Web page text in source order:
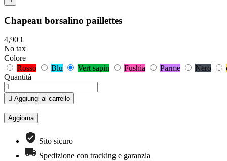
Chapeau borsalino paillettes
4,90 €
No tax
Colore
Rosso
Blu Vert sapin Fushia Parme Nero
Quantità
 Aggiungi al carrello
Sito sicuro
Spedizione con tracking e garanzia